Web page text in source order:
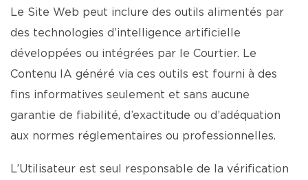
Le Site Web peut inclure des outils alimentés par
des technologies d’intelligence artificielle
développées ou intégrées par le Courtier. Le
Contenu IA généré via ces outils est fourni à des
fins informatives seulement et sans aucune
garantie de fiabilité, d’exactitude ou d’adéquation
aux normes réglementaires ou professionnelles.
L’Utilisateur est seul responsable de la vérification